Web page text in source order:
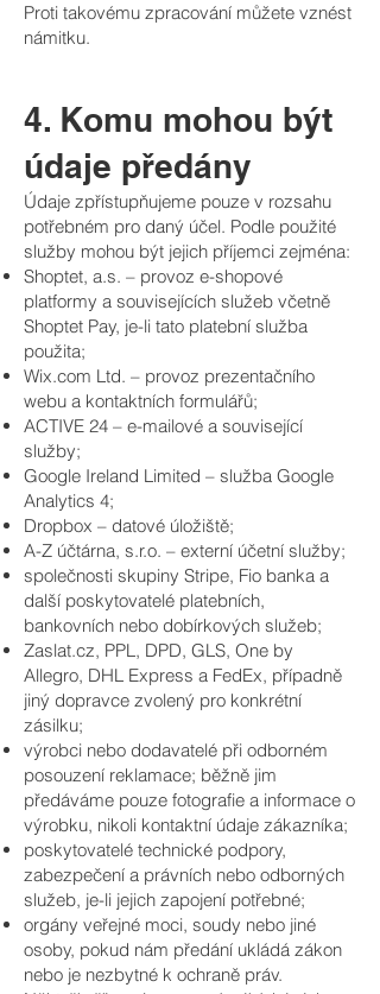
Proti takovému zpracování můžete vznést
námitku.
4. Komu mohou být
údaje předány
Údaje zpřístupňujeme pouze v rozsahu
potřebném pro daný účel. Podle použité
služby mohou být jejich příjemci zejména:
Shoptet, a.s. – provoz e-shopové
platformy a souvisejících služeb včetně
Shoptet Pay, je-li tato platební služba
použita;
Wix.com Ltd. – provoz prezentačního
webu a kontaktních formulářů;
ACTIVE 24 – e-mailové a související
služby;
Google Ireland Limited – služba Google
Analytics 4;
Dropbox – datové úložiště;
A-Z účtárna, s.r.o. – externí účetní služby;
společnosti skupiny Stripe, Fio banka a
další poskytovatelé platebních,
bankovních nebo dobírkových služeb;
Zaslat.cz, PPL, DPD, GLS, One by
Allegro, DHL Express a FedEx, případně
jiný dopravce zvolený pro konkrétní
zásilku;
výrobci nebo dodavatelé při odborném
posouzení reklamace; běžně jim
předáváme pouze fotografie a informace o
výrobku, nikoli kontaktní údaje zákazníka;
poskytovatelé technické podpory,
zabezpečení a právních nebo odborných
služeb, je-li jejich zapojení potřebné;
orgány veřejné moci, soudy nebo jiné
osoby, pokud nám předání ukládá zákon
nebo je nezbytné k ochraně práv.